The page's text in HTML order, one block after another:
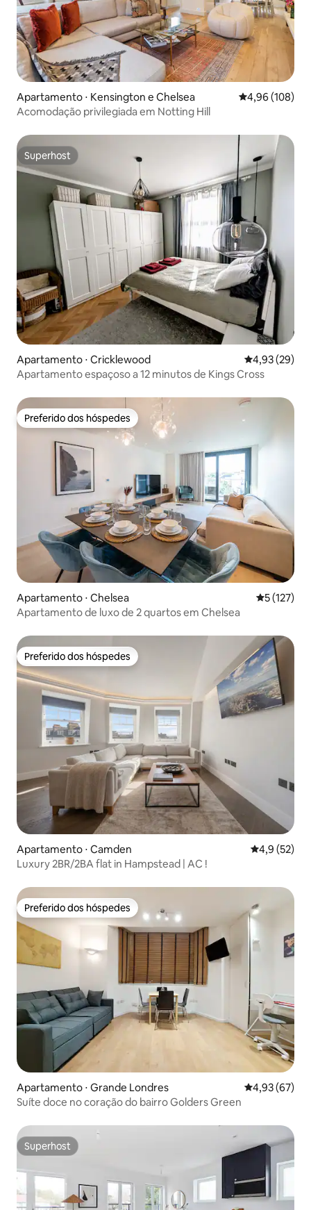
Apartamento ⋅ Kensington e Chelsea 4,96 de uma
4,96 (108)
Acomodação privilegiada em Notting Hill
Superhost
Superhost
Apartamento ⋅ Cricklewood 4,93 de uma
4,93 (29)
Apartamento espaçoso a 12 minutos de Kings Cross
Preferido dos hóspedes
Preferido dos hóspedes
Apartamento ⋅ Chelsea 5 de uma
5 (127)
Apartamento de luxo de 2 quartos em Chelsea
Preferido dos hóspedes
Preferido dos hóspedes
Apartamento ⋅ Camden 4,9 de uma
4,9 (52)
Luxury 2BR/2BA flat in Hampstead | AC !
Preferido dos hóspedes
Preferido dos hóspedes
Apartamento ⋅ Grande Londres 4,93 de uma
4,93 (67)
Suíte doce no coração do bairro Golders Green
Superhost
Superhost